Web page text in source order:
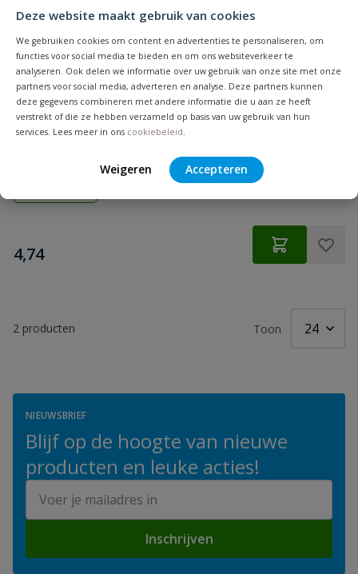
Deze website maakt gebruik van cookies
We gebruiken cookies om content en advertenties te personaliseren, om
functies voor social media te bieden en om ons websiteverkeer te
analyseren. Ook delen we informatie over uw gebruik van onze site met onze
partners voor social media, adverteren en analyse. Deze partners kunnen
deze gegevens combineren met andere informatie die u aan ze heeft
verstrekt of die ze hebben verzameld op basis van uw gebruik van hun
services. Lees meer in ons cookiebeleid.
Weigeren Accepteren
DX Paniekhaak Zamac Vernikkeld
DX Paniekhaak Zamac Vernikkeld
€
4,74
2 producten Toon
NIEUWSBRIEF
Blijf op de hoogte van nieuwe
producten en leuke acties!
Inschrijven